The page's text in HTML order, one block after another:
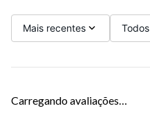
Mais recentes Todos
Carregando avaliações…